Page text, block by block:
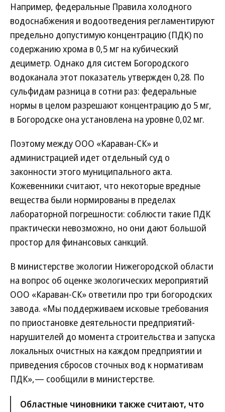
Например, федеральные Правила холодного
водоснабжения и водоотведения регламентируют
предельно допустимую концентрацию (ПДК) по
содержанию хрома в 0,5 мг на кубический
дециметр. Однако для систем Богородского
водоканала этот показатель утвержден 0,28. По
сульфидам разница в сотни раз: федеральные
нормы в целом разрешают концентрацию до 5 мг,
в Богородске она установлена на уровне 0,02 мг.
Поэтому между ООО «Караван-СК» и
администрацией идет отдельный суд о
законности этого муниципального акта.
Кожевенники считают, что некоторые вредные
вещества были нормированы в пределах
лабораторной погрешности: соблюсти такие ПДК
практически невозможно, но они дают большой
простор для финансовых санкций.
В министерстве экологии Нижегородской области
на вопрос об оценке экологических мероприятий
ООО «Караван-СК» ответили про три богородских
завода. «Мы поддерживаем исковые требования
по приостановке деятельности предприятий-
нарушителей до момента строительства и запуска
локальных очистных на каждом предприятии и
приведения сбросов сточных вод к нормативам
ПДК»,— сообщили в министерстве.
Областные чиновники также считают, что